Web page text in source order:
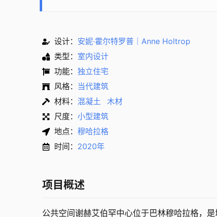
设计： 安妮·霍尔特罗普｜Anne Holtrop
类型： 室内设计
功能： 独立住宅
风格： 当代建筑
材料： 混凝土
木材
尺度： 小型建筑
地点： 穆哈拉格
时间： 2020年
项目概述
公共空间谢赫艾伯罕中心位于巴林穆哈拉格，是